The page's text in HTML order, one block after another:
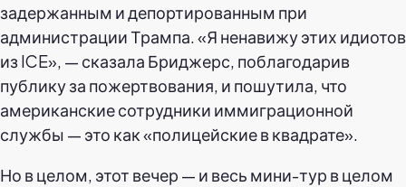
задержанным и депортированным при
администрации Трампа. «Я ненавижу этих идиотов
из ICE», — сказала Бриджерс, поблагодарив
публику за пожертвования, и пошутила, что
американские сотрудники иммиграционной
службы — это как «полицейские в квадрате».
Но в целом, этот вечер — и весь мини-тур в целом